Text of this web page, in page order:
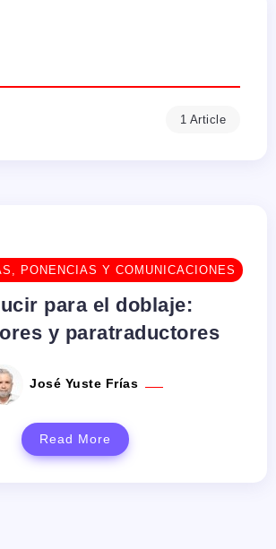
1 Article
PONENCIAS Y COMUNICACIONES
para el doblaje:
y paratraductores
José Yuste Frías
Read More